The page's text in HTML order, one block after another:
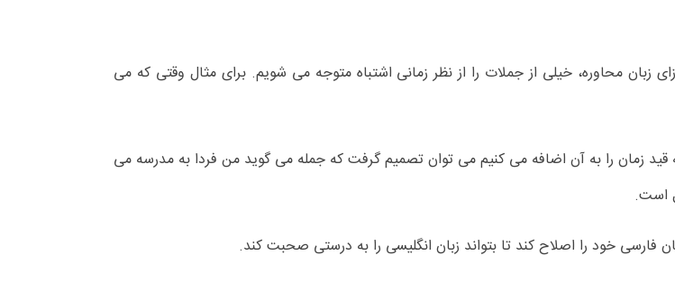
محاوره، خیلی از جملات را از نظر زمانی اشتباه متوجه می شویم. برای مثال وقتی که می
زمان را به آن اضافه می کنیم می توان تصمیم گرفت که جمله می گوید من فردا به مدرسه می
است.
فارسی خود را اصلاح کند تا بتواند زبان انگلیسی را به درستی صحبت کند.